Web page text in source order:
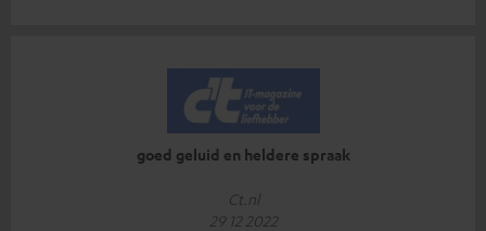
goed geluid en heldere spraak
Ct.nl
29 12 2022